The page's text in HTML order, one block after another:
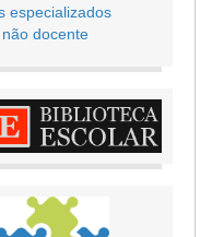
especializados
docente